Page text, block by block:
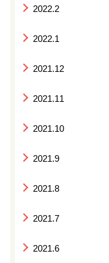
2022.2
2022.1
2021.12
2021.11
2021.10
2021.9
2021.8
2021.7
2021.6